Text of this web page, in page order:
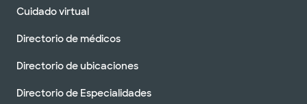
Cuidado virtual
Directorio de médicos
Directorio de ubicaciones
Directorio de Especialidades